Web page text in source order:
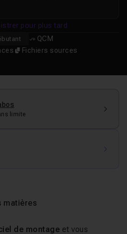
QCM
Fichiers sources
pour plus tard
limite
matières
de montage et vous